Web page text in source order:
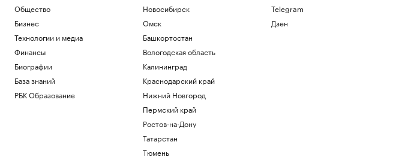
Политика
Федерацию футбола Южной Кореи
обвинили в оплате интимных услуг для
судей
Reuters сообщил о поставках топлива
из Южной Кореи в Россию
Экономика
Энди Джасси против бюрократии. Как
Общество
Бизнес
Технологии и медиа
Финансы
Биографии
База знаний
РБК Образование
Новосибирск
Омск
Башкортостан
Вологодская область
Калининград
Краснодарский край
Нижний Новгород
Пермский край
Ростов-на-Дону
Татарстан
Тюмень
Telegram
Дзен